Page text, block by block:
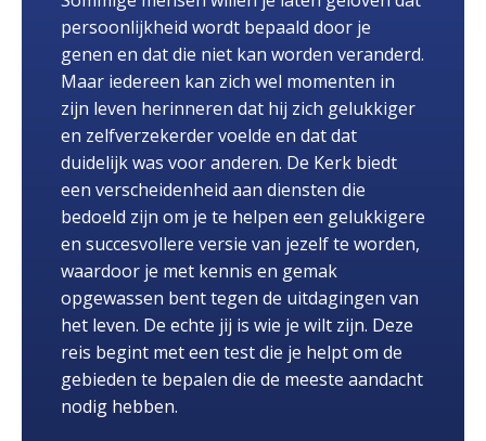
persoonlijkheid wordt bepaald door je
genen en dat die niet kan worden veranderd.
Maar iedereen kan zich wel momenten in
zijn leven herinneren dat hij zich gelukkiger
en zelfverzekerder voelde en dat dat
duidelijk was voor anderen. De Kerk biedt
een verscheidenheid aan diensten die
bedoeld zijn om je te helpen een gelukkigere
en succesvollere versie van jezelf te worden,
waardoor je met kennis en gemak
opgewassen bent tegen de uitdagingen van
het leven. De echte jij is wie je wilt zijn. Deze
reis begint met een test die je helpt om de
gebieden te bepalen die de meeste aandacht
nodig hebben.